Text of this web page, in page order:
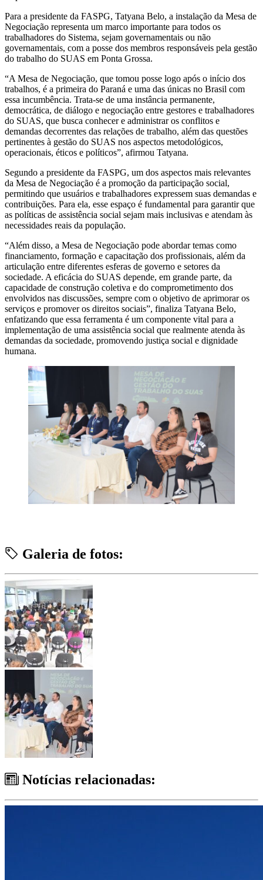
Para a presidente da FASPG, Tatyana Belo, a instalação da Mesa de
Negociação representa um marco importante para todos os
trabalhadores do Sistema, sejam governamentais ou não
governamentais, com a posse dos membros responsáveis pela gestão
do trabalho do SUAS em Ponta Grossa.
“A Mesa de Negociação, que tomou posse logo após o início dos
trabalhos, é a primeira do Paraná e uma das únicas no Brasil com
essa incumbência. Trata-se de uma instância permanente,
democrática, de diálogo e negociação entre gestores e trabalhadores
do SUAS, que busca conhecer e administrar os conflitos e
demandas decorrentes das relações de trabalho, além das questões
pertinentes à gestão do SUAS nos aspectos metodológicos,
operacionais, éticos e políticos”, afirmou Tatyana.
Segundo a presidente da FASPG, um dos aspectos mais relevantes
da Mesa de Negociação é a promoção da participação social,
permitindo que usuários e trabalhadores expressem suas demandas e
contribuições. Para ela, esse espaço é fundamental para garantir que
as políticas de assistência social sejam mais inclusivas e atendam às
necessidades reais da população.
“Além disso, a Mesa de Negociação pode abordar temas como
financiamento, formação e capacitação dos profissionais, além da
articulação entre diferentes esferas de governo e setores da
sociedade. A eficácia do SUAS depende, em grande parte, da
capacidade de construção coletiva e do comprometimento dos
envolvidos nas discussões, sempre com o objetivo de aprimorar os
serviços e promover os direitos sociais”, finaliza Tatyana Belo,
enfatizando que essa ferramenta é um componente vital para a
implementação de uma assistência social que realmente atenda às
demandas da sociedade, promovendo justiça social e dignidade
humana.
Galeria de fotos:
Notícias relacionadas: